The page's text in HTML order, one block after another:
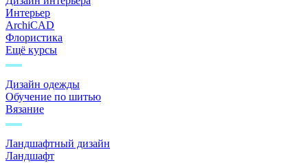
Интерьер
ArchiCAD
Флористика
Ещё курсы
Дизайн одежды
Обучение по шитью
Вязание
Ландшафтный дизайн
Ландшафт